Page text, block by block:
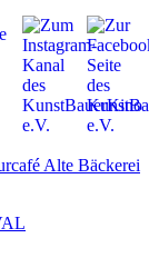
Alte Bäckerei